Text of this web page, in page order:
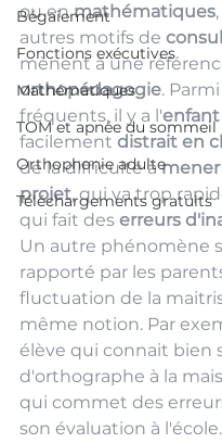
Bégaiement
Fonctions exécutives
Mathématiques
TOM et apnée du sommeil
Orthophonie adulte
Téléchargements gratuits
ou en mathématiques
autres motifs de
mènent à une
orthopédagogie.
fréquents, il y a l'enfant
facilement distrait en
de la difficulté à
projet, qui va trop
qui fait des erreurs
Un autre phénomène
rapporté par les
fluctuation de la
même notion. Par
élève qui connait bien
d'orthographe à la
qui commet des
son évaluation à